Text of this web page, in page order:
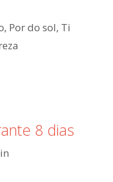
, Por do sol, Ti
8 dias